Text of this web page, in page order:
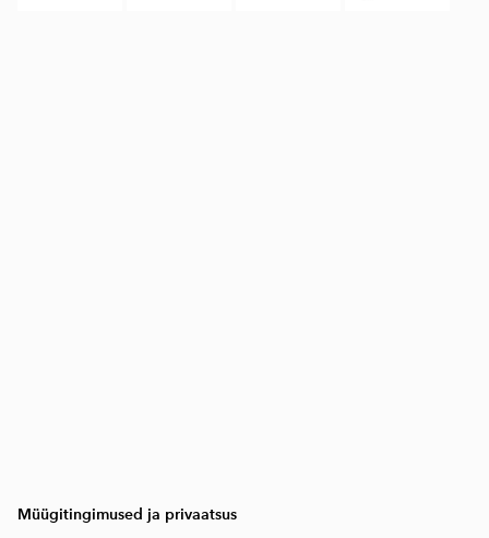
Müügitingimused ja privaatsus